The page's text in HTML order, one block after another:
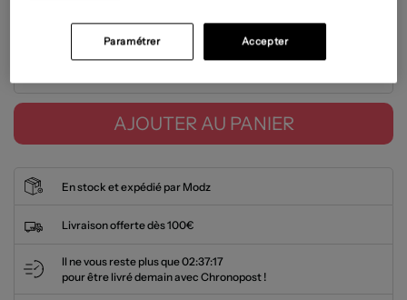
Guide des tailles
AJOUTER AU PANIER
En stock et expédié par Modz
Livraison offerte dès 100€
Il ne vous reste plus que02:37:17
pour être livré demain avec Chronopost !
Accepter
Paramétrer